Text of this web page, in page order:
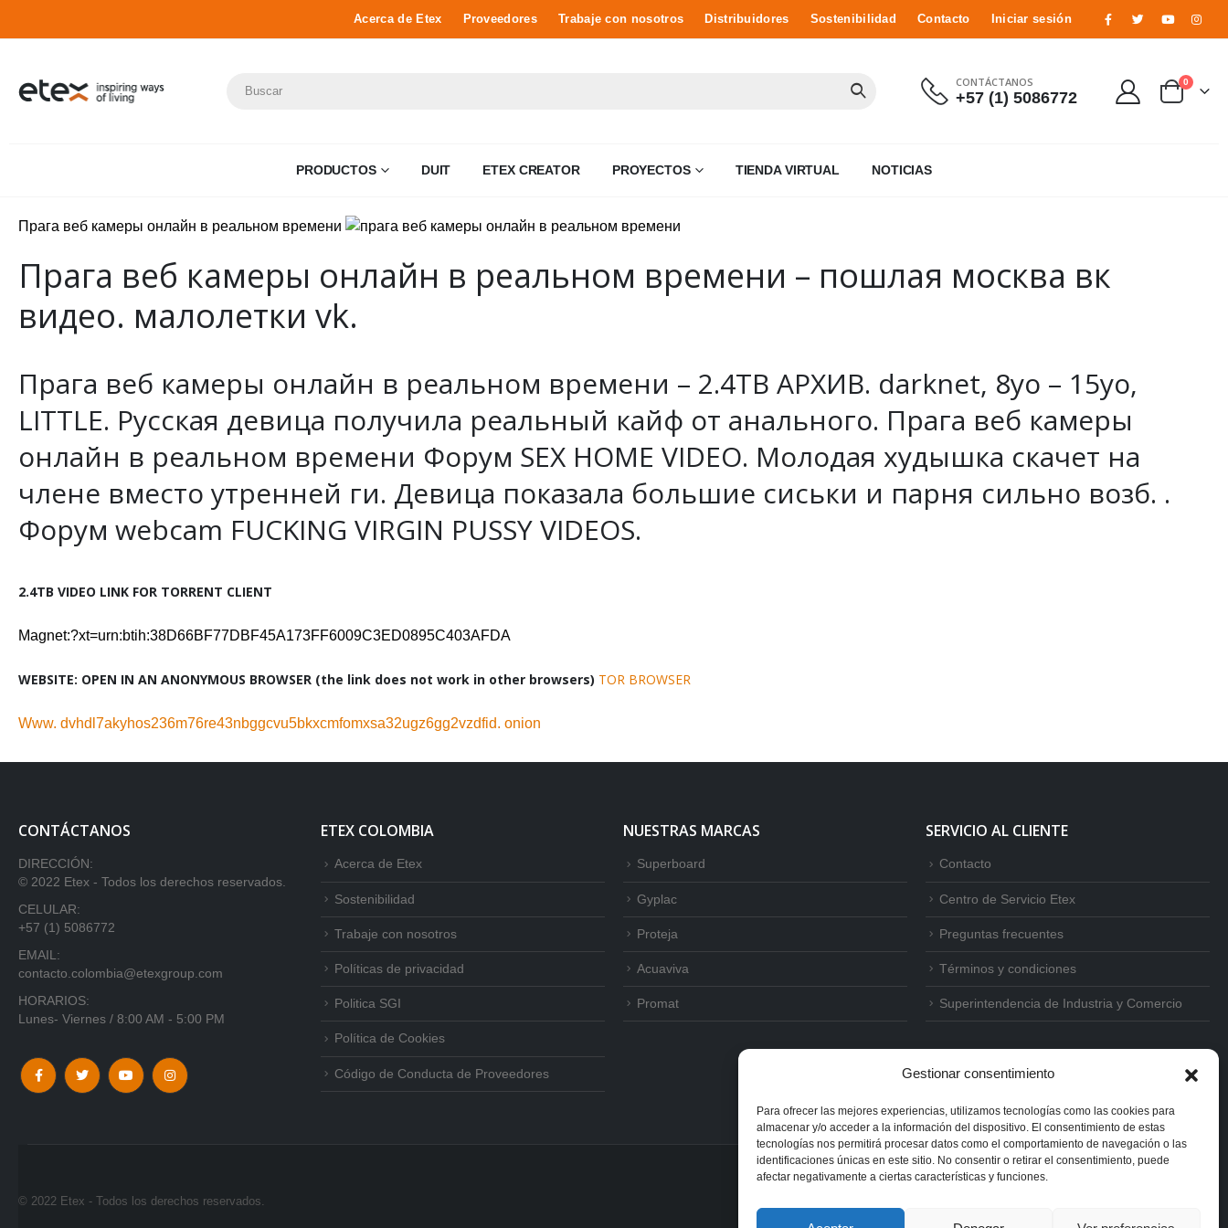
Gestionar consentimiento
Para ofrecer las mejores experiencias, utilizamos tecnologías como las cookies para
almacenar y/o acceder a la información del dispositivo. El consentimiento de estas
tecnologías nos permitirá procesar datos como el comportamiento de navegación o las
identificaciones únicas en este sitio. No consentir o retirar el consentimiento, puede
afectar negativamente a ciertas características y funciones.
Acerca de Etex Proveedores Trabaje con nosotros Distribuidores Sostenibilidad Contacto Iniciar sesión
CONTÁCTANOS
+57 (1) 5086772
0
PRODUCTOS DUIT ETEX CREATOR PROYECTOS TIENDA VIRTUAL NOTICIAS
Прага веб камеры онлайн в реальном времени
Прага веб камеры онлайн в реальном времени – пошлая москва вк
видео. малолетки vk.
Прага веб камеры онлайн в реальном времени – 2.4TB АРХИВ. darknet, 8yo – 15yo,
LITTLE. Русская девица получила реальный кайф от анального. Прага веб камеры
онлайн в реальном времени Форум SEX HOME VIDEO. Молодая худышка скачет на
члене вместо утренней ги. Девица показала большие сиськи и парня сильно возб. .
Форум webcam FUCKING VIRGIN PUSSY VIDEOS.
2.4TB VIDEO LINK FOR TORRENT CLIENT
Magnet:?xt=urn:btih:38D66BF77DBF45A173FF6009C3ED0895C403AFDA
WEBSITE: OPEN IN AN ANONYMOUS BROWSER (the link does not work in other browsers) TOR BROWSER
Www. dvhdl7akyhos236m76re43nbggcvu5bkxcmfomxsa32ugz6gg2vzdfid. onion
CONTÁCTANOS
DIRECCIÓN:
© 2022 Etex - Todos los derechos reservados.
CELULAR:
+57 (1) 5086772
EMAIL:
contacto.colombia@etexgroup.com
HORARIOS:
Lunes- Viernes / 8:00 AM - 5:00 PM
ETEX COLOMBIA
Acerca de Etex
Sostenibilidad
Trabaje con nosotros
Políticas de privacidad
Politica SGI
Política de Cookies
Código de Conducta de Proveedores
NUESTRAS MARCAS
Superboard
Gyplac
Proteja
Acuaviva
Promat
SERVICIO AL CLIENTE
Contacto
Centro de Servicio Etex
Preguntas frecuentes
Términos y condiciones
Superintendencia de Industria y Comercio
© 2022 Etex - Todos los derechos reservados.